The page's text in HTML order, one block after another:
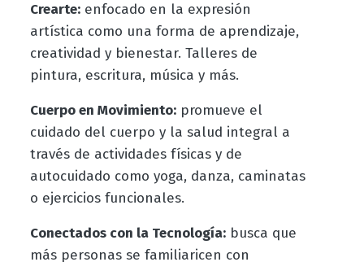
Crearte:enfocado en la expresión
artística como una forma de aprendizaje,
creatividad y bienestar. Talleres de
pintura, escritura, música y más.
Cuerpo en Movimiento:promueve el
cuidado del cuerpo y la salud integral a
través de actividades físicas y de
autocuidado como yoga, danza, caminatas
o ejercicios funcionales.
Conectados con la Tecnología:busca que
más personas se familiaricen con